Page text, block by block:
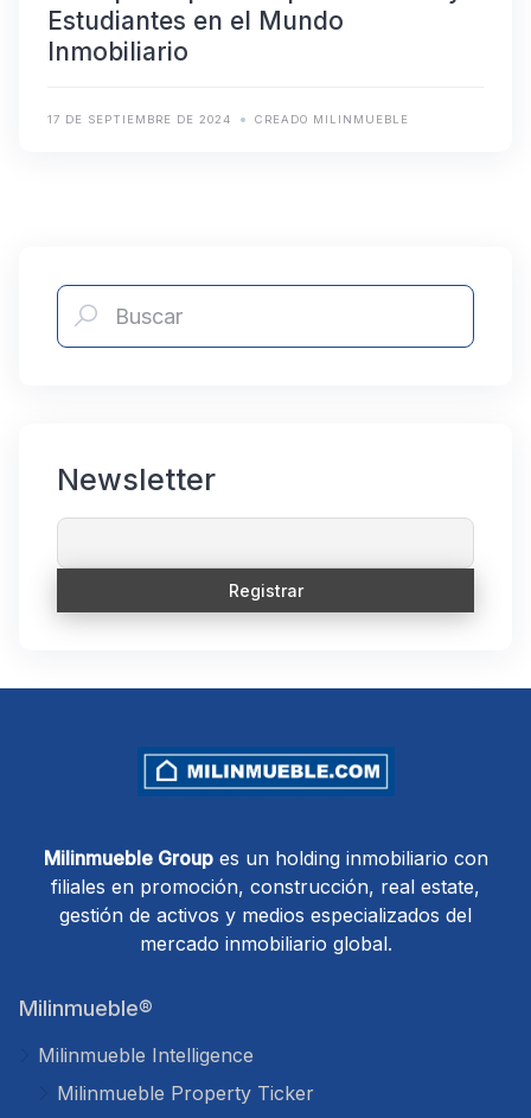
Estudiantes en el Mundo
Inmobiliario
17 DE SEPTIEMBRE DE 2024 CREADO MILINMUEBLE
Newsletter
Milinmueble Groupes un holding inmobiliario con
filiales en promoción, construcción, real estate,
gestión de activos y medios especializados del
mercado inmobiliario global.
Milinmueble®
Milinmueble Intelligence
Milinmueble Property Ticker